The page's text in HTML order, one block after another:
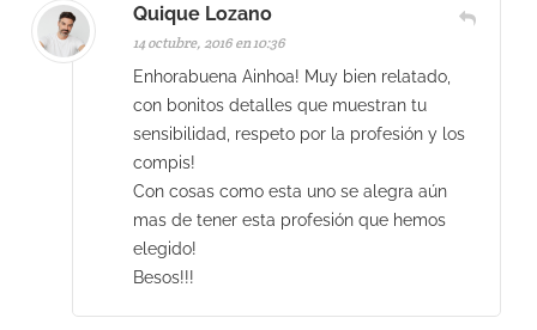
Quique Lozano
14 octubre, 2016 en 10:36
Enhorabuena Ainhoa! Muy bien relatado,
con bonitos detalles que muestran tu
sensibilidad, respeto por la profesión y los
compis!
Con cosas como esta uno se alegra aún
mas de tener esta profesión que hemos
elegido!
Besos!!!